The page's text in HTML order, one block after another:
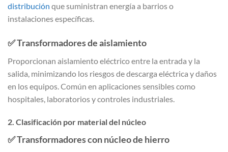
distribución que suministran energía a barrios o
instalaciones específicas.
✅Transformadores de aislamiento
Proporcionan aislamiento eléctrico entre la entrada y la
salida, minimizando los riesgos de descarga eléctrica y daños
en los equipos. Común en aplicaciones sensibles como
hospitales, laboratorios y controles industriales.
2. Clasificación por material del núcleo
✅Transformadores con núcleo de hierro